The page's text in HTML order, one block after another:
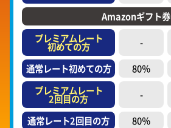
Amazonギフト券
プレミアムレート
初めての方 -
通常レート初めての方
80％
プレミアムレート
2回目の方 -
通常レート2回目の方
80％